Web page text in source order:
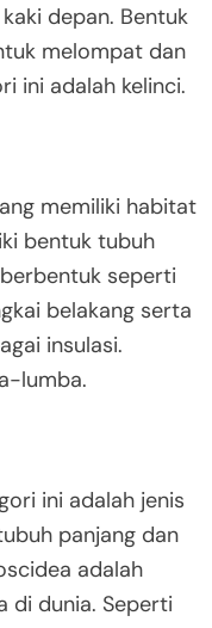
depan. Bentuk
melompat dan
ini adalah kelinci.
memiliki habitat
bentuk tubuh
seperti
belakang serta
insulasi.
lumba.
ini adalah jenis
panjang dan
adalah
di dunia. Seperti